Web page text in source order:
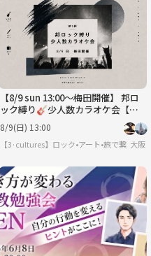
【8/9 sun 13:00〜梅田開催】 邦ロ
ック縛り🎸少人数カラオケ会【第5
回】
8/9(日) 13:00
【3·cultures】ロック•アート•旅で繋がる
大阪